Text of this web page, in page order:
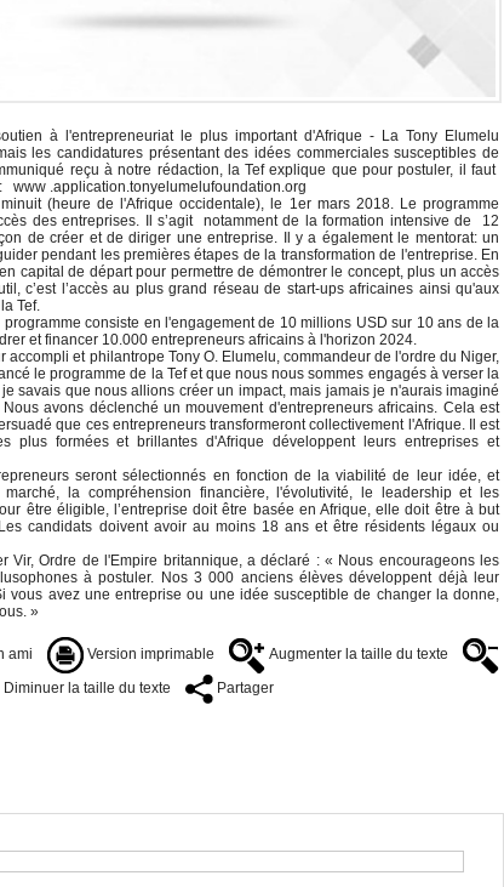
à l'entrepreneuriat le plus important d'Afrique - La Tony Elumelu
les candidatures présentant des idées commerciales susceptibles de
reçu à notre rédaction, la Tef explique que pour postuler, il faut
www .application.tonyelumelufoundation.org
(heure de l'Afrique occidentale), le 1er mars 2018. Le programme
des entreprises. Il s’agit notamment de la formation intensive de 12
de créer et de diriger une entreprise. Il y a également le mentorat: un
pendant les premières étapes de la transformation de l'entreprise. En
capital de départ pour permettre de démontrer le concept, plus un accès
c’est l’accès au plus grand réseau de start-ups africaines ainsi qu'aux
Tef.
consiste en l'engagement de 10 millions USD sur 10 ans de la
et financer 10.000 entrepreneurs africains à l'horizon 2024.
accompli et philantrope Tony O. Elumelu, commandeur de l'ordre du Niger,
le programme de la Tef et que nous nous sommes engagés à verser la
savais que nous allions créer un impact, mais jamais je n'aurais imaginé
avons déclenché un mouvement d'entrepreneurs africains. Cela est
que ces entrepreneurs transformeront collectivement l'Afrique. Il est
plus formées et brillantes d'Afrique développent leurs entreprises et
seront sélectionnés en fonction de la viabilité de leur idée, et
la compréhension financière, l'évolutivité, le leadership et les
être éligible, l’entreprise doit être basée en Afrique, elle doit être à but
candidats doivent avoir au moins 18 ans et être résidents légaux ou
Vir, Ordre de l'Empire britannique, a déclaré : « Nous encourageons les
à postuler. Nos 3 000 anciens élèves développent déjà leur
vous avez une entreprise ou une idée susceptible de changer la donne,
»
ami Version imprimable
Augmenter la taille du texte
Diminuer la taille du texte
Partager